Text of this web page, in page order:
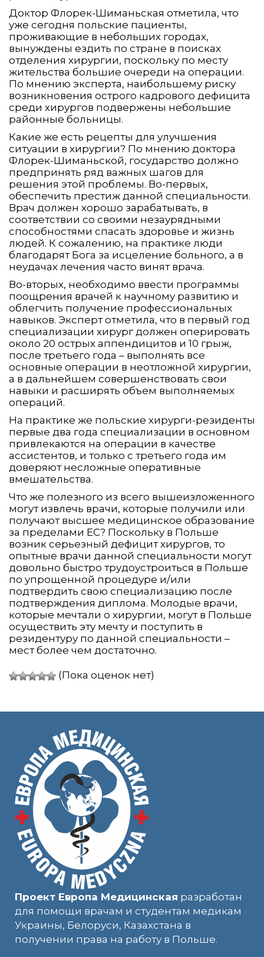
Доктор Флорек-Шиманьская отметила, что
уже сегодня польские пациенты,
проживающие в небольших городах,
вынуждены ездить по стране в поисках
отделения хирургии, поскольку по месту
жительства большие очереди на операции.
По мнению эксперта, наибольшему риску
возникновения острого кадрового дефицита
среди хирургов подвержены небольшие
районные больницы.
Какие же есть рецепты для улучшения
ситуации в хирургии? По мнению доктора
Флорек-Шиманьской, государство должно
предпринять ряд важных шагов для
решения этой проблемы. Во-первых,
обеспечить престиж данной специальности.
Врач должен хорошо зарабатывать, в
соответствии со своими незаурядными
способностями спасать здоровье и жизнь
людей. К сожалению, на практике люди
благодарят Бога за исцеление больного, а в
неудачах лечения часто винят врача.
Во-вторых, необходимо ввести программы
поощрения врачей к научному развитию и
облегчить получение профессиональных
навыков. Эксперт отметила, что в первый год
специализации хирург должен оперировать
около 20 острых аппендицитов и 10 грыж,
после третьего года – выполнять все
основные операции в неотложной хирургии,
а в дальнейшем совершенствовать свои
навыки и расширять объем выполняемых
операций.
На практике же польские хирурги-резиденты
первые два года специализации в основном
привлекаются на операции в качестве
ассистентов, и только с третьего года им
доверяют несложные оперативные
вмешательства.
Что же полезного из всего вышеизложенного
могут извлечь врачи, которые получили или
получают высшее медицинское образование
за пределами ЕС? Поскольку в Польше
возник серьезный дефицит хирургов, то
опытные врачи данной специальности могут
довольно быстро трудоустроиться в Польше
по упрощенной процедуре и/или
подтвердить свою специализацию после
подтверждения диплома. Молодые врачи,
которые мечтали о хирургии, могут в Польше
осуществить эту мечту и поступить в
резидентуру по данной специальности –
мест более чем достаточно.
(Пока оценок нет)
Проект Европа Медицинская разработан
для помощи врачам и студентам медикам
Украины, Белоруси, Казахстана в
получении права на работу в Польше.